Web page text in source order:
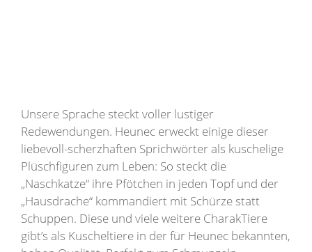
Unsere Sprache steckt voller lustiger
Redewendungen. Heunec erweckt einige dieser
liebevoll-scherzhaften Sprichwörter als kuschelige
Plüschfiguren zum Leben: So steckt die
„Naschkatze“ ihre Pfötchen in jeden Topf und der
„Hausdrache“ kommandiert mit Schürze statt
Schuppen. Diese und viele weitere CharakTiere
gibt’s als Kuscheltiere in der für Heunec bekannten,